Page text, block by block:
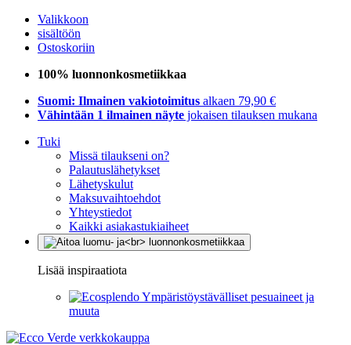
Valikkoon
sisältöön
Ostoskoriin
100% luonnonkosmetiikkaa
Suomi: Ilmainen vakiotoimitus alkaen 79,90 €
Vähintään 1 ilmainen näyte jokaisen tilauksen mukana
Tuki
Missä tilaukseni on?
Palautuslähetykset
Lähetyskulut
Maksuvaihtoehdot
Yhteystiedot
Kaikki asiakastukiaiheet
Lisää inspiraatiota
Ympäristöystävälliset pesuaineet ja
muuta